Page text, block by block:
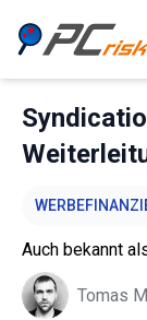
Auch bekannt
Tomas